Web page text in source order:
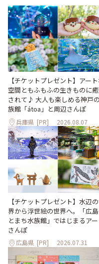
【チケットプレゼント】アー
空間ともふもふの生きものに
されて♪ 大人も楽しめる神戸
族館「átoa」と周辺さんぽ
兵庫県 [PR] 2026.08.07
【チケットプレゼント】水辺
界から浮世絵の世界へ。「広
とまち水族館」ではじまるアー
さんぽ
広島県 [PR] 2026.07.31